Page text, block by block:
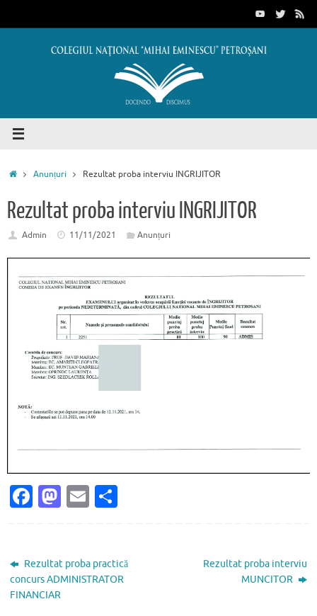
PrimaAnunțuri Rezultat proba interviu INGRIJITOR
Rezultat proba interviu INGRIJITOR
Admin 11/11/2021 Anunțuri
Fa
b
o
M
d
o
E
l je
az
Rezultat proba practică
concurs ADMINISTRATOR
FINANCIAR
Rezultat proba interviu
MUNCITOR